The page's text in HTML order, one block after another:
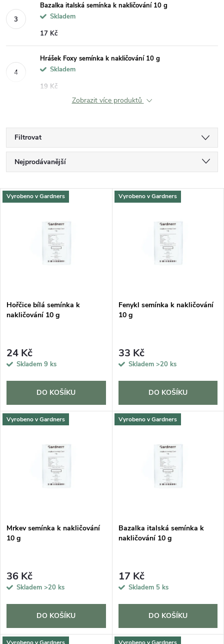
Bazalka italská semínka k nakličování 10 g
Skladem
17 Kč
Hrášek Foxy semínka k nakličování 10 g
Skladem
19 Kč
Zobrazit více produktů
Filtrovat
Ř
a
p
o
d
u
Nejprodávanější
Nejdražší
V
s
p
r
o
d
u
Vyrobeno v Gardners
Hořčice bílá semínka k
nakličování 10 g
24 Kč
Skladem 9 ks
DO KOŠÍKU
Vyrobeno v Gardners
Fenykl semínka k nakličování
10 g
33 Kč
Skladem >20 ks
DO KOŠÍKU
Vyrobeno v Gardners
Mrkev semínka k nakličování
10 g
36 Kč
Skladem >20 ks
DO KOŠÍKU
Vyrobeno v Gardners
Bazalka italská semínka k
nakličování 10 g
17 Kč
Skladem 5 ks
DO KOŠÍKU
Vyrobeno v Gardners Vyrobeno v Gardners